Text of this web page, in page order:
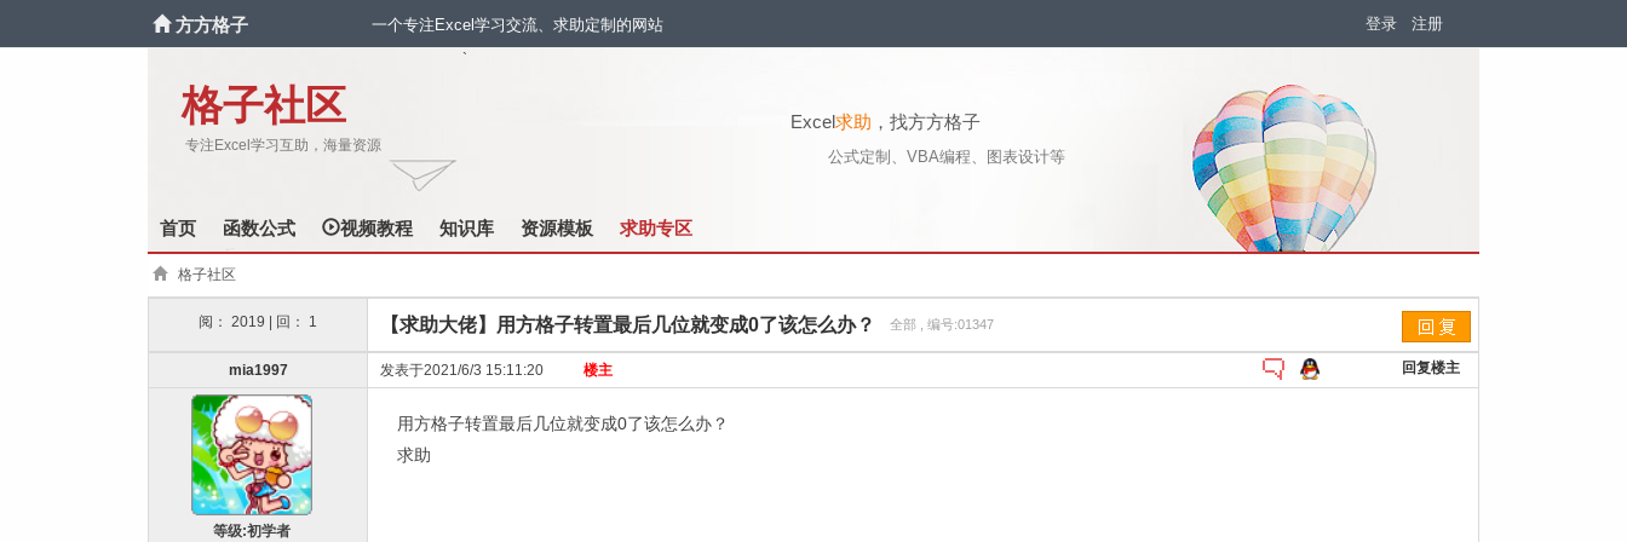
方方格子 一个专注Excel学习交流、求助定制的网站 登录 注册
格子社区
专注Excel学习互助，海量资源
Excel求助 ，找方方格子
公式定制、VBA编程、图表设计等
`
首页 函数公式 视频教程 知识库 资源模板 求助专区
格子社区
阅： 2019 | 回： 1 【求助大佬】用方格子转置最后几位就变成0了该怎么办？ 全部 , 编号:01347
mia1997 发表于2021/6/3 15:11:20 楼主 回复楼主
等级:初学者
用方格子转置最后几位就变成0了该怎么办？
求助